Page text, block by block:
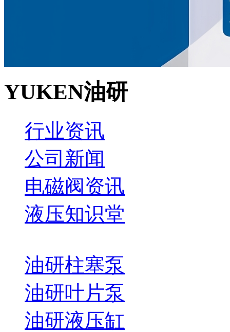
YUKEN油研
行业资讯
公司新闻
电磁阀资讯
液压知识堂
油研柱塞泵
油研叶片泵
油研液压缸